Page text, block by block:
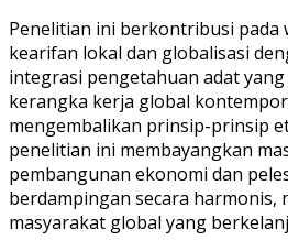
Penelitian ini berkontribusi pada
kearifan lokal dan globalisasi
integrasi pengetahuan adat
kerangka kerja global
mengembalikan prinsip-prinsip
penelitian ini membayangkan
pembangunan ekonomi dan
berdampingan secara harmonis,
masyarakat global yang